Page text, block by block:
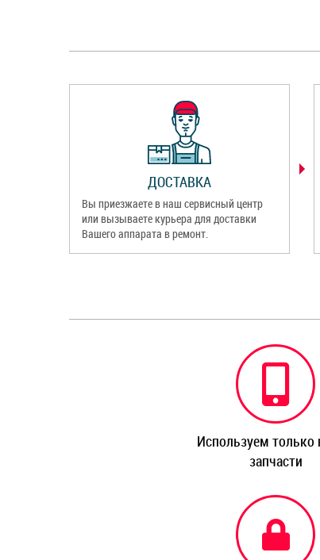
ДОСТАВКА
Вы приезжаете в наш сервисный центр
или вызываете курьера для доставки
Вашего аппарата в ремонт.
Используем только
запчасти